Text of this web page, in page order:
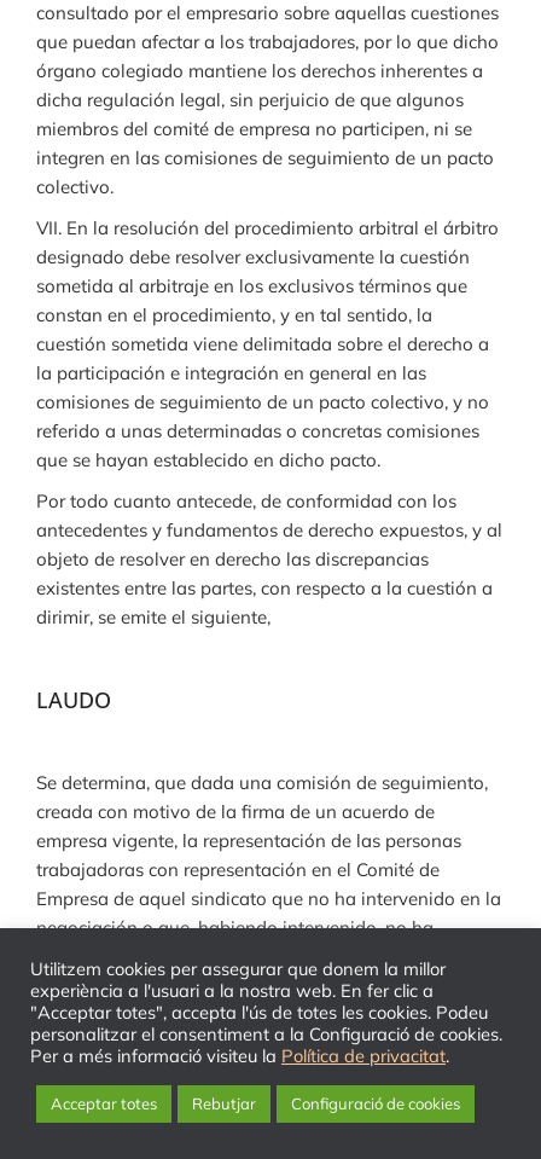
consultado por el empresario sobre aquellas cuestiones
que puedan afectar a los trabajadores, por lo que dicho
órgano colegiado mantiene los derechos inherentes a
dicha regulación legal, sin perjuicio de que algunos
miembros del comité de empresa no participen, ni se
integren en las comisiones de seguimiento de un pacto
colectivo.
VII. En la resolución del procedimiento arbitral el árbitro
designado debe resolver exclusivamente la cuestión
sometida al arbitraje en los exclusivos términos que
constan en el procedimiento, y en tal sentido, la
cuestión sometida viene delimitada sobre el derecho a
la participación e integración en general en las
comisiones de seguimiento de un pacto colectivo, y no
referido a unas determinadas o concretas comisiones
que se hayan establecido en dicho pacto.
Por todo cuanto antecede, de conformidad con los
antecedentes y fundamentos de derecho expuestos, y al
objeto de resolver en derecho las discrepancias
existentes entre las partes, con respecto a la cuestión a
dirimir, se emite el siguiente,
LAUDO
Se determina, que dada una comisión de seguimiento,
creada con motivo de la firma de un acuerdo de
empresa vigente, la representación de las personas
trabajadoras con representación en el Comité de
Empresa de aquel sindicato que no ha intervenido en la
negociación o que, habiendo intervenido, no ha
subscrito dicho acuerdo, únicamente tienen derecho a
participar y estar integradas en los términos que
acuerde el Comité de Empresa que como órgano
colegiado de representación unitaria que ha
formalizado el acuerdo determinara que miembros de
dicho Comité participan en cada comisión de
seguimiento.
Utilitzem cookies per assegurar que donem la millor
experiència a l'usuari a la nostra web. En fer clic a
"Acceptar totes", accepta l'ús de totes les cookies. Podeu
personalitzar el consentiment a la Configuració de cookies.
Per a més informació visiteu la Política de privacitat.
Acceptar totes Rebutjar Configuració de cookies